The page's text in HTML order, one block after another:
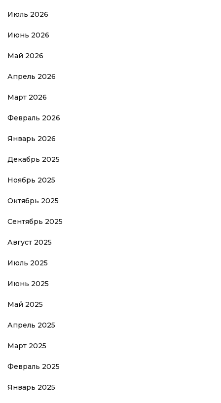
Июль 2026
Июнь 2026
Май 2026
Апрель 2026
Март 2026
Февраль 2026
Январь 2026
Декабрь 2025
Ноябрь 2025
Октябрь 2025
Сентябрь 2025
Август 2025
Июль 2025
Июнь 2025
Май 2025
Апрель 2025
Март 2025
Февраль 2025
Январь 2025